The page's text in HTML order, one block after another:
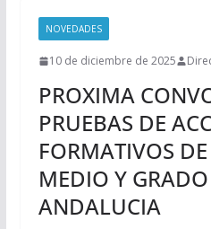
NOVEDADES
10 de diciembre de 2025
PROXIMA
PRUEBAS DE
FORMATIVOS
MEDIO Y
ANDALUCIA